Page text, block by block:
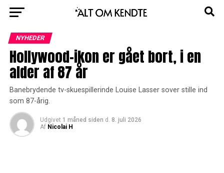
NYHEDER
Hollywood-ikon er gået bort, i en
alder af 87 år
Banebrydende tv-skuespillerinde Louise Lasser sover stille ind
som 87-årig.
Udgivet 1 måned siden d. 8. juli 2026
Af Nicolai H